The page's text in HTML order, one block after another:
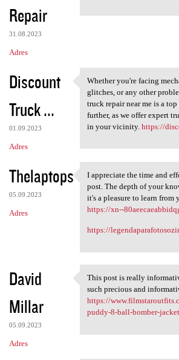
Repair
31.08.2023
Adres
Discount
Truck ...
01.09.2023
Adres
Whether you're
Whether you're facing
glitches, or any other
truck repair near me is a
further, as we offer expert
in your vicinity. https://
Thelaptops
05.09.2023
Adres
I appreciate the time
I appreciate the time and
post. The depth of your
it's a pleasure to learn from
https://xn--
https://
David
Millar
05.09.2023
Adres
This post is really
This post is really
such precious and
https://
puddy-8-ball-bomber-jacket